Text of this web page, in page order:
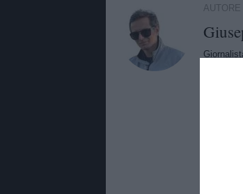
AUTORE